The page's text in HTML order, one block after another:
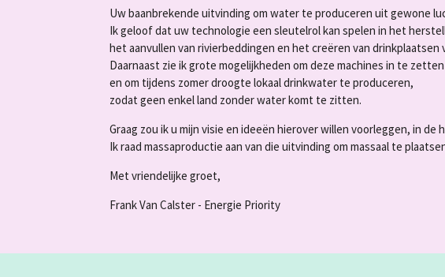
Uw baanbrekende uitvinding om water te produceren uit gewone
Ik geloof dat uw technologie een sleutelrol kan spelen in het
het aanvullen van rivierbeddingen en het creëren van drinkplaatsen
Daarnaast zie ik grote mogelijkheden om deze machines in te
en om tijdens zomer droogte lokaal drinkwater te produceren,
zodat geen enkel land zonder water komt te zitten.
Graag zou ik u mijn visie en ideeën hierover willen voorleggen, in
Ik raad massaproductie aan van die uitvinding om massaal te
Met vriendelijke groet,
Frank Van Calster - Energie Priority